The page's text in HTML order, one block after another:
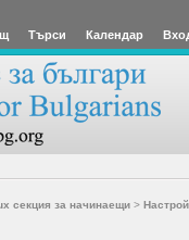
Търси Календар
секция за начинаещи>